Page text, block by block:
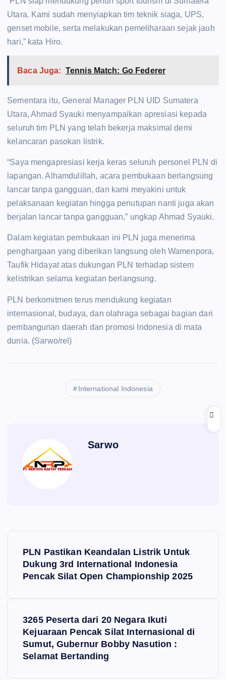
Utara. Kami sudah menyiapkan tim teknik siaga, UPS,
genset mobile, serta melakukan pemeliharaan sejak jauh
hari,” kata Hiro.
Baca Juga: Tennis Match: Go Federer
Sementara itu, General Manager PLN UID Sumatera
Utara, Ahmad Syauki menyampaikan apresiasi kepada
seluruh tim PLN yang telah bekerja maksimal demi
kelancaran pasokan listrik.
“Saya mengapresiasi kerja keras seluruh personel PLN di
lapangan. Alhamdulillah, acara pembukaan berlangsung
lancar tanpa gangguan, dan kami meyakini untuk
pelaksanaan kegiatan hingga penutupan nanti juga akan
berjalan lancar tanpa gangguan,” ungkap Ahmad Syauki.
Dalam kegiatan pembukaan ini PLN juga menerima
penghargaan yang diberikan langsung oleh Wamenpora,
Taufik Hidayat atas dukungan PLN terhadap sistem
kelistrikan selama kegiatan berlangsung.
PLN berkomitmen terus mendukung kegiatan
internasional, budaya, dan olahraga sebagai bagian dari
pembangunan daerah dan promosi Indonesia di mata
dunia. (Sarwo/rel)
International Indonesia
Sarwo
PLN Pastikan Keandalan Listrik Untuk
Dukung 3rd International Indonesia
Pencak Silat Open Championship 2025
3265 Peserta dari 20 Negara Ikuti
Kejuaraan Pencak Silat Internasional di
Sumut, Gubernur Bobby Nasution :
Selamat Bertanding